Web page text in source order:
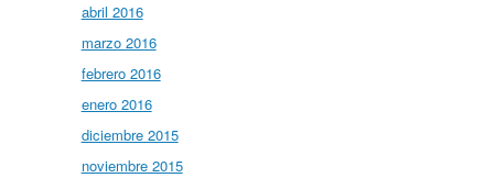
abril 2016
marzo 2016
febrero 2016
enero 2016
diciembre 2015
noviembre 2015